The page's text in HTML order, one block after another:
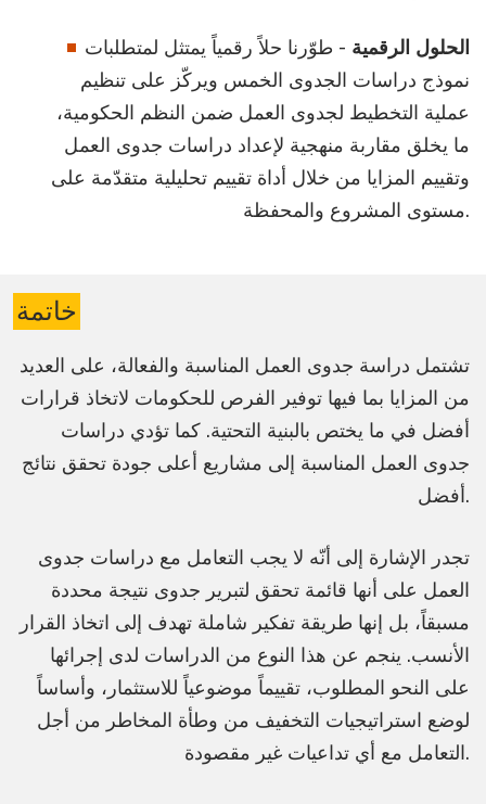
الحلول الرقمية - طوّرنا حلاً رقمياً يمتثل لمتطلبات
نموذج دراسات الجدوى الخمس ويركّز على تنظيم
عملية التخطيط لجدوى العمل ضمن النظم الحكومية،
ما يخلق مقاربة منهجية لإعداد دراسات جدوى العمل
وتقييم المزايا من خلال أداة تقييم تحليلية متقدّمة على
مستوى المشروع والمحفظة.
خاتمة
تشتمل دراسة جدوى العمل المناسبة والفعالة، على العديد
من المزايا بما فيها توفير الفرص للحكومات لاتخاذ قرارات
أفضل في ما يختص بالبنية التحتية. كما تؤدي دراسات
جدوى العمل المناسبة إلى مشاريع أعلى جودة تحقق نتائج
أفضل.
تجدر الإشارة إلى أنّه لا يجب التعامل مع دراسات جدوى
العمل على أنها قائمة تحقق لتبرير جدوى نتيجة محددة
مسبقاً، بل إنها طريقة تفكير شاملة تهدف إلى اتخاذ القرار
الأنسب. ينجم عن هذا النوع من الدراسات لدى إجرائها
على النحو المطلوب، تقييماً موضوعياً للاستثمار، وأساساً
لوضع استراتيجيات التخفيف من وطأة المخاطر من أجل
التعامل مع أي تداعيات غير مقصودة.